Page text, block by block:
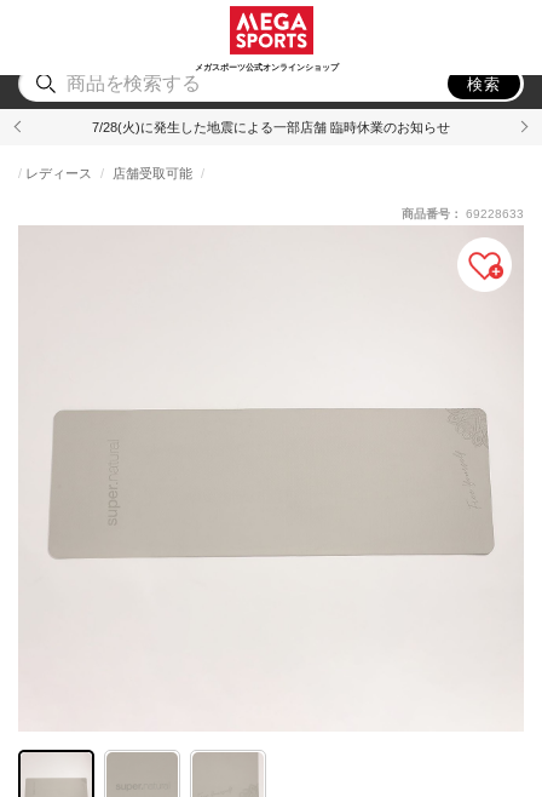
メガスポーツ公式オンラインショップ
アウトドア
検索
7/28(火)に発生した地震による一部店舗 臨時休業のお知らせ
レディース 店舗受取可能
商品番号： 69228633